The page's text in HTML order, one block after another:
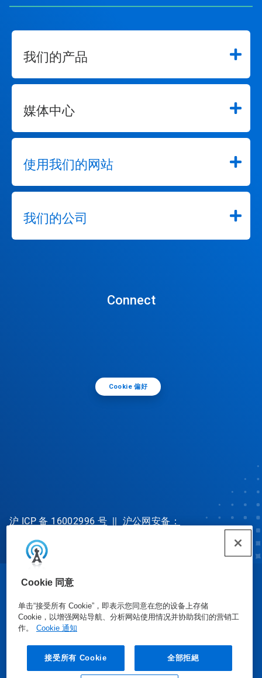
Cookie 同意
单击“接受所有 Cookie”，即表示您同意在您的设备上存储
Cookie，以增强网站导航、分析网站使用情况并协助我们的营销工
作。
Cookie 通知
接受所有 Cookie 全部拒絕
我们的产品
媒体中心
使用我们的网站
我们的公司
Connect
Cookie 偏好
沪 ICP 备 16002996 号 || 沪公网安备：
31010702002902 号
安全数据表 | 隐私政策|使用条款